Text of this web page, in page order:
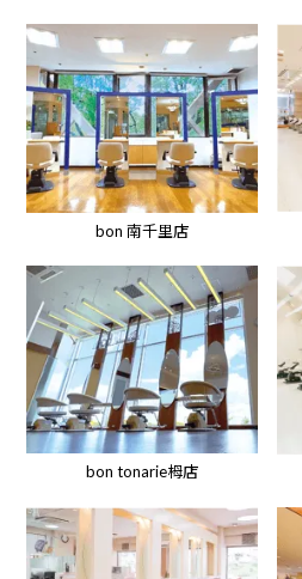
bon 南千里店
bon tonarie栂店